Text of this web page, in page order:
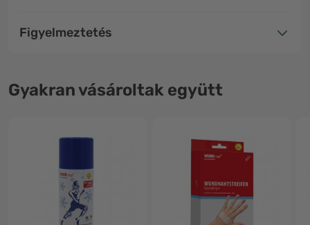
Figyelmeztetés
Gyakran vásároltak együtt